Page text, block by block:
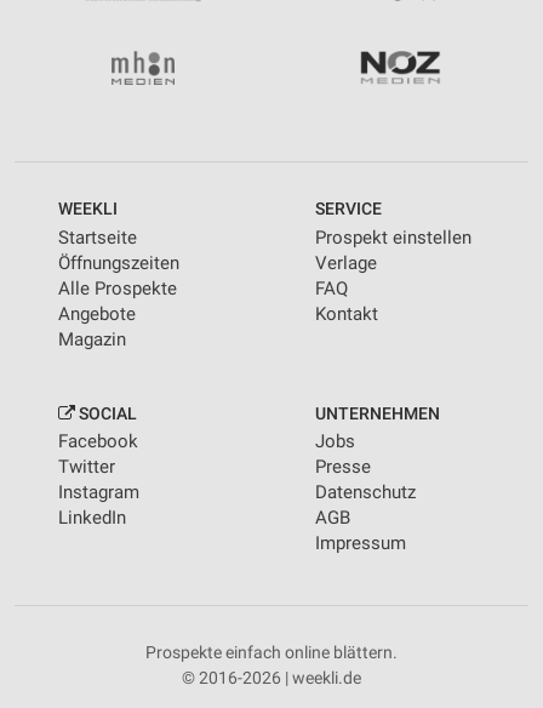
WEEKLI
Startseite
Öffnungszeiten
Alle Prospekte
Angebote
Magazin
SERVICE
Prospekt einstellen
Verlage
FAQ
Kontakt
SOCIAL
Facebook
Twitter
Instagram
LinkedIn
UNTERNEHMEN
Jobs
Presse
Datenschutz
AGB
Impressum
Prospekte einfach online blättern.
© 2016-2026 | weekli.de